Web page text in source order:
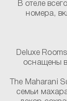
В отеле
номера,
Deluxe Rooms
оснащены
The Maharani
семьи